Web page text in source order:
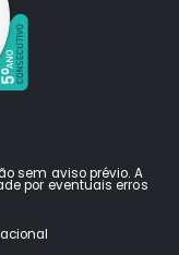
sem aviso prévio. A
por eventuais erros